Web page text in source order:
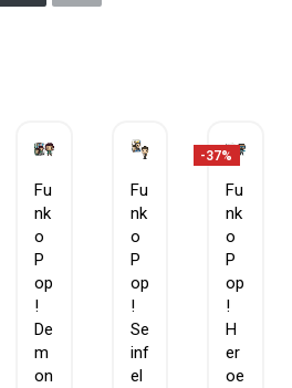
Fu
nk
o
P
op
!
De
m
on
Fu
nk
o
P
op
!
Se
inf
el
-37%
Fu
nk
o
P
op
!
H
er
oe